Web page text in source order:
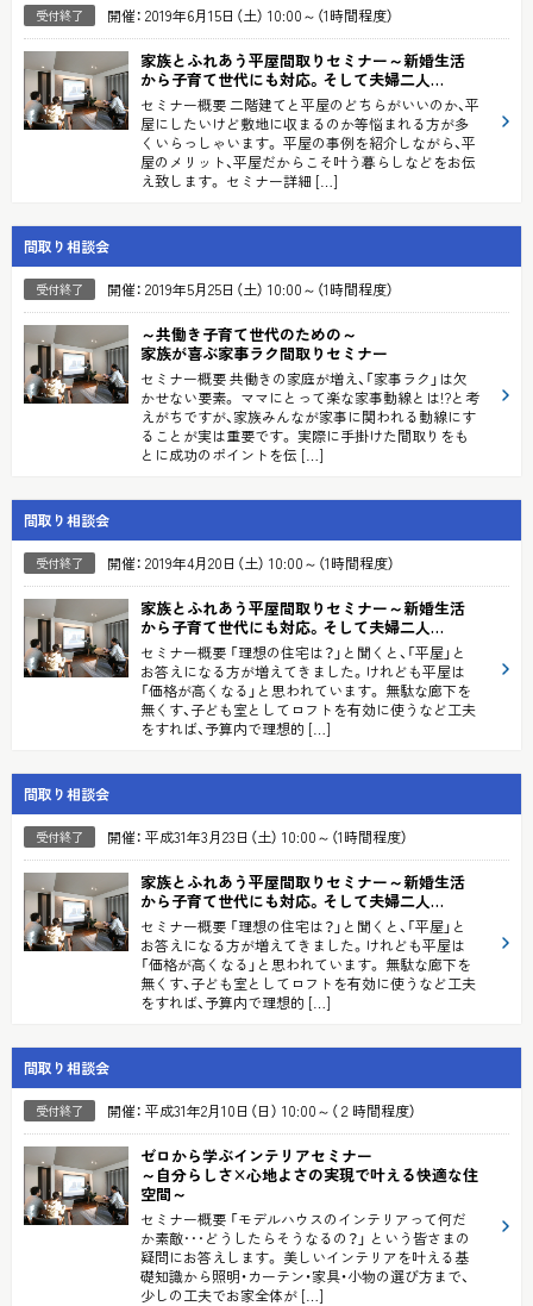
受付終了 開催： 2019年6月15日（土） 10:00～（1時間程度）
家族とふれあう平屋間取りセミナー～新婚生活
から子育て世代にも対応。そして夫婦二人…
セミナー概要 二階建てと平屋のどちらがいいのか、平
屋にしたいけど敷地に収まるのか等悩まれる方が多
くいらっしゃいます。 平屋の事例を紹介しながら、平
屋のメリット、平屋だからこそ叶う暮らしなどをお伝
え致します。 セミナー詳細 […]
間取り相談会
受付終了 開催： 2019年5月25日（土） 10:00～（1時間程度）
～共働き子育て世代のための～
家族が喜ぶ家事ラク間取りセミナー
セミナー概要 共働きの家庭が増え、「家事ラク」は欠
かせない要素。 ママにとって楽な家事動線とは!?と考
えがちですが、家族みんなが家事に関われる動線にす
ることが実は重要です。 実際に手掛けた間取りをも
とに成功のポイントを伝 […]
間取り相談会
受付終了 開催： 2019年4月20日（土） 10:00～（1時間程度）
家族とふれあう平屋間取りセミナー～新婚生活
から子育て世代にも対応。そして夫婦二人…
セミナー概要 「理想の住宅は？」と聞くと、「平屋」と
お答えになる方が増えてきました。けれども平屋は
「価格が高くなる」と思われています。 無駄な廊下を
無くす、子ども室としてロフトを有効に使うなど工夫
をすれば、予算内で理想的 […]
間取り相談会
受付終了 開催： 平成31年3月23日（土） 10:00～（1時間程度）
家族とふれあう平屋間取りセミナー～新婚生活
から子育て世代にも対応。そして夫婦二人…
セミナー概要 「理想の住宅は？」と聞くと、「平屋」と
お答えになる方が増えてきました。けれども平屋は
「価格が高くなる」と思われています。 無駄な廊下を
無くす、子ども室としてロフトを有効に使うなど工夫
をすれば、予算内で理想的 […]
間取り相談会
受付終了 開催： 平成31年2月10日（日） 10:00～（２時間程度）
ゼロから学ぶインテリアセミナー
～自分らしさ×心地よさの実現で叶える快適な住
空間～
セミナー概要 「モデルハウスのインテリアって何だ
か素敵･･･どうしたらそうなるの？」 という皆さまの
疑問にお答えします。 美しいインテリアを叶える基
礎知識から照明・カーテン・家具・小物の選び方まで、
少しの工夫でお家全体が […]